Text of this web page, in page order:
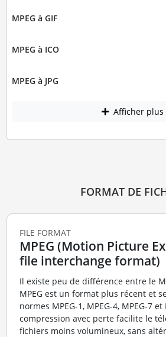
MPEG à GIF
MPEG à ICO
MPEG à JPG
Afficher plus
FORMAT DE
FILE FORMAT
MPEG (Motion Picture
file interchange format)
Il existe peu de différence entre le
MPEG est un format plus récent et
normes MPEG-1, MPEG-4, MPEG-7 et
compression avec perte facilite le
fichiers moins volumineux, sans